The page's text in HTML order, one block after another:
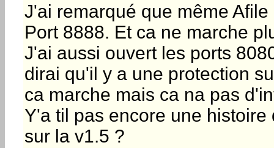
J'ai remarqué que même
Port 8888. Et ca ne marche
J'ai aussi ouvert les ports
dirai qu'il y a une protection
ca marche mais ca na pas
Y'a til pas encore une
sur la v1.5 ?